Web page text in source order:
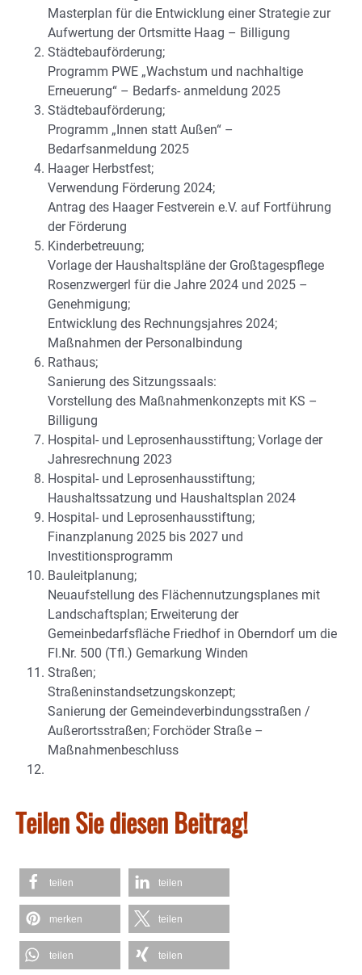
Masterplan für die Entwicklung einer Strategie zur
Aufwertung der Ortsmitte Haag – Billigung
Städtebauförderung;
Programm PWE „Wachstum und nachhaltige
Erneuerung“ – Bedarfs- anmeldung 2025
Städtebauförderung;
Programm „Innen statt Außen“ –
Bedarfsanmeldung 2025
Haager Herbstfest;
Verwendung Förderung 2024;
Antrag des Haager Festverein e.V. auf Fortführung
der Förderung
Kinderbetreuung;
Vorlage der Haushaltspläne der Großtagespflege
Rosenzwergerl für die Jahre 2024 und 2025 –
Genehmigung;
Entwicklung des Rechnungsjahres 2024;
Maßnahmen der Personalbindung
Rathaus;
Sanierung des Sitzungssaals:
Vorstellung des Maßnahmenkonzepts mit KS –
Billigung
Hospital- und Leprosenhausstiftung; Vorlage der
Jahresrechnung 2023
Hospital- und Leprosenhausstiftung;
Haushaltssatzung und Haushaltsplan 2024
Hospital- und Leprosenhausstiftung;
Finanzplanung 2025 bis 2027 und
Investitionsprogramm
Bauleitplanung;
Neuaufstellung des Flächennutzungsplanes mit
Landschaftsplan; Erweiterung der
Gemeinbedarfsfläche Friedhof in Oberndorf um die
Fl.Nr. 500 (Tfl.) Gemarkung Winden
Straßen;
Straßeninstandsetzungskonzept;
Sanierung der Gemeindeverbindungsstraßen /
Außerortsstraßen; Forchöder Straße –
Maßnahmenbeschluss
Teilen Sie diesen Beitrag!
teilen teilen
merken teilen
teilen teilen